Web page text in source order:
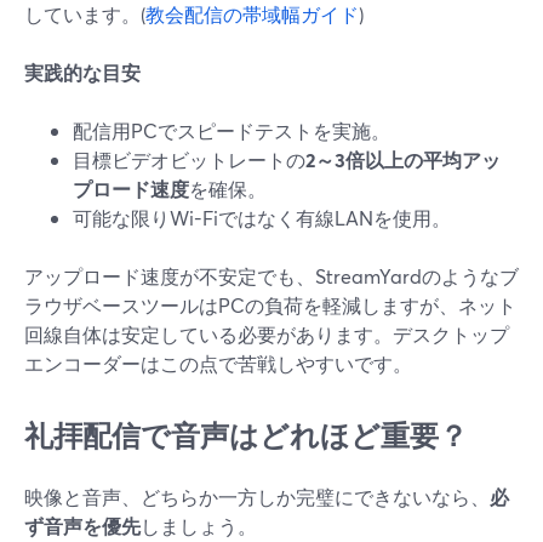
しています。(教会配信の帯域幅ガイド)
実践的な目安
配信用PCでスピードテストを実施。
目標ビデオビットレートの2～3倍以上の平均アッ
プロード速度を確保。
可能な限りWi-Fiではなく有線LANを使用。
アップロード速度が不安定でも、StreamYardのようなブ
ラウザベースツールはPCの負荷を軽減しますが、ネット
回線自体は安定している必要があります。デスクトップ
エンコーダーはこの点で苦戦しやすいです。
礼拝配信で音声はどれほど重要？
映像と音声、どちらか一方しか完璧にできないなら、 必
ず音声を優先しましょう。